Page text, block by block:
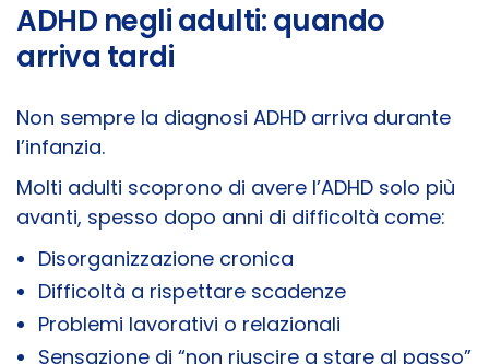
ADHD negli adulti: quando
arriva tardi
Non sempre la diagnosi ADHD arriva durante
l’infanzia.
Molti adulti scoprono di avere l’ADHD solo più
avanti, spesso dopo anni di difficoltà come:
Disorganizzazione cronica
Difficoltà a rispettare scadenze
Problemi lavorativi o relazionali
Sensazione di “non riuscire a stare al passo”